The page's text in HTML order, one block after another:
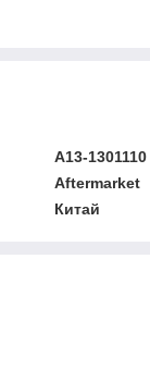
A13-1301110
Aftermarket
Китай